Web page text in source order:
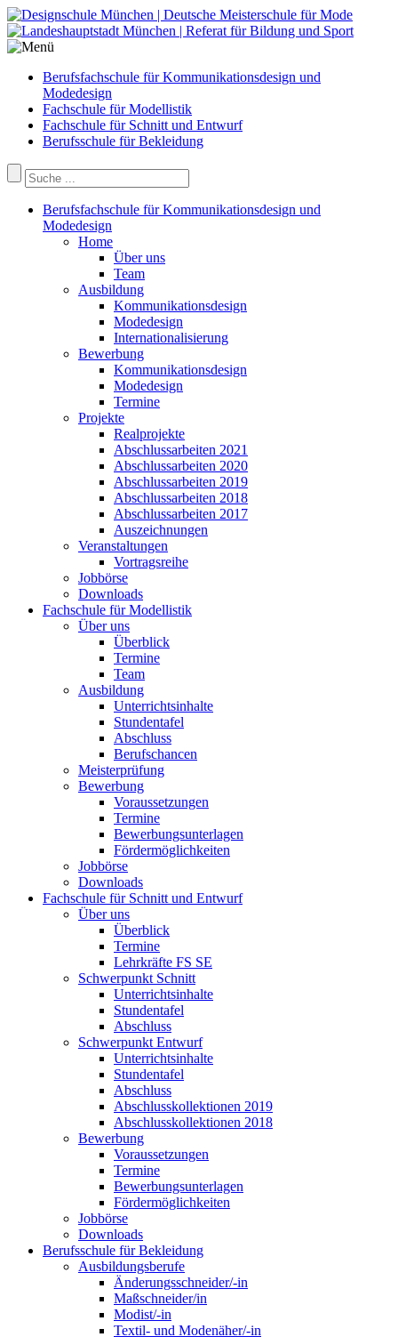
Berufsfachschule für Kommunikationsdesign und
Modedesign
Fachschule für Modellistik
Fachschule für Schnitt und Entwurf
Berufsschule für Bekleidung
Berufsfachschule für Kommunikationsdesign und
Modedesign
Home
Über uns
Team
Ausbildung
Kommunikationsdesign
Modedesign
Internationalisierung
Bewerbung
Kommunikationsdesign
Modedesign
Termine
Projekte
Realprojekte
Abschlussarbeiten 2021
Abschlussarbeiten 2020
Abschlussarbeiten 2019
Abschlussarbeiten 2018
Abschlussarbeiten 2017
Auszeichnungen
Veranstaltungen
Vortragsreihe
Jobbörse
Downloads
Fachschule für Modellistik
Über uns
Überblick
Termine
Team
Ausbildung
Unterrichtsinhalte
Stundentafel
Abschluss
Berufschancen
Meisterprüfung
Bewerbung
Voraussetzungen
Termine
Bewerbungsunterlagen
Fördermöglichkeiten
Jobbörse
Downloads
Fachschule für Schnitt und Entwurf
Über uns
Überblick
Termine
Lehrkräfte FS SE
Schwerpunkt Schnitt
Unterrichtsinhalte
Stundentafel
Abschluss
Schwerpunkt Entwurf
Unterrichtsinhalte
Stundentafel
Abschluss
Abschlusskollektionen 2019
Abschlusskollektionen 2018
Bewerbung
Voraussetzungen
Termine
Bewerbungsunterlagen
Fördermöglichkeiten
Jobbörse
Downloads
Berufsschule für Bekleidung
Ausbildungsberufe
Änderungsschneider/-in
Maßschneider/in
Modist/-in
Textil- und Modenäher/-in